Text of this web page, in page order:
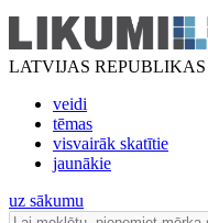
LATVIJAS
veidi
tēmas
visvairāk skatītie
jaunākie
uz sākumu